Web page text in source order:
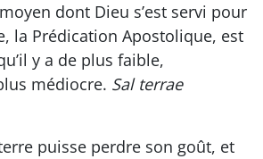
dont Dieu s’est servi pour
la Prédication Apostolique, est
y a de plus faible,
médiocre. Sal terrae
puisse perdre son goût, et